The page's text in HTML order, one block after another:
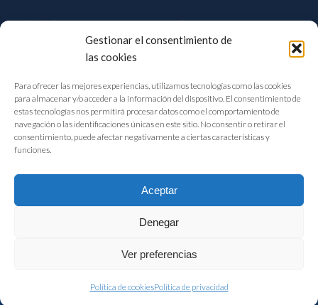
Gestionar el consentimiento de
las cookies
Para ofrecer las mejores experiencias, utilizamos tecnologías como las cookies
para almacenar y/o acceder a la información del dispositivo. El consentimiento de
estas tecnologías nos permitirá procesar datos como el comportamiento de
navegación o las identificaciones únicas en este sitio. No consentir o retirar el
consentimiento, puede afectar negativamente a ciertas características y
funciones.
Aceptar
Denegar
Ver preferencias
Política de cookiesPolítica de privacidad
FIAB Federación Española de Industrias de la Alimentación y Bebidas